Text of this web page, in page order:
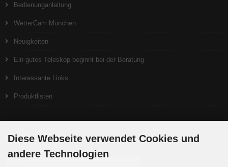
Bedienunganleitung
WetterCam München
Neuigkeiten
Ein gutes Teleskop beginnt bei der Beratung
Interessante Links
Produktlisten
Zahlungsmethoden
Diese Webseite verwendet Cookies und
andere Technologien